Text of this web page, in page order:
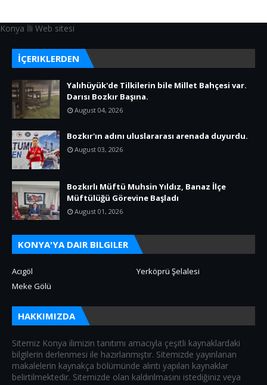
Konya İli Web sitesi
İÇERIKLERDEN
Yalıhüyük'de Tilkilerin bile Millet Bahçesi var.
Darısı Bozkır Başına.
August 04, 2026
Bozkır'ın adını uluslararası arenada duyurdu.
August 03, 2026
Bozkırlı Müftü Muhsin Yıldız, Banaz İlçe
Müftülüğü Görevine Başladı
August 01, 2026
KONYA'YA DAIR BILGILER
Acıgöl
Yerköprü Şelalesi
Meke Gölü
HAKKIMIZDA
Sitemiz Konya ilimizin tanıtımı amacıyla çeşitli kaynaklardaki
bilgilerin derlenmesi ile hazırlanmıştır. Sitemizde yayınlanan
makalelerin kaynakça bölümünde alıntı yapılan kaynaklar
belirtilmektedir. Sitemizde olan kaldırılmasını istediğiniz veya